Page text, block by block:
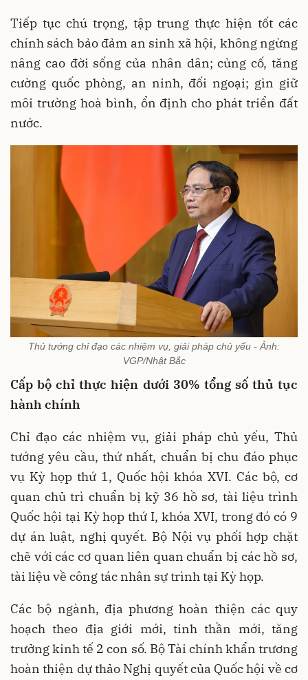
Tiếp tục chú trọng, tập trung thực hiện tốt các
chính sách bảo đảm an sinh xã hội, không ngừng
nâng cao đời sống của nhân dân; củng cố, tăng
cường quốc phòng, an ninh, đối ngoại; gìn giữ
môi trường hoà bình, ổn định cho phát triển đất
nước.
Thủ tướng chỉ đạo các nhiệm vụ, giải pháp chủ yếu - Ảnh:
VGP/Nhật Bắc
Cấp bộ chỉ thực hiện dưới 30% tổng số thủ tục
hành chính
Chỉ đạo các nhiệm vụ, giải pháp chủ yếu, Thủ
tướng yêu cầu, thứ nhất, chuẩn bị chu đáo phục
vụ Kỳ họp thứ 1, Quốc hội khóa XVI. Các bộ, cơ
quan chủ trì chuẩn bị kỹ 36 hồ sơ, tài liệu trình
Quốc hội tại Kỳ họp thứ I, khóa XVI, trong đó có 9
dự án luật, nghị quyết. Bộ Nội vụ phối hợp chặt
chẽ với các cơ quan liên quan chuẩn bị các hồ sơ,
tài liệu về công tác nhân sự trình tại Kỳ họp.
Các bộ ngành, địa phương hoàn thiện các quy
hoạch theo địa giới mới, tinh thần mới, tăng
trưởng kinh tế 2 con số. Bộ Tài chính khẩn trương
hoàn thiện dự thảo Nghị quyết của Quốc hội về cơ